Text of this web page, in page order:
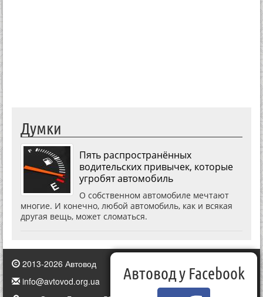
Думки
Пять распространённых
водительских привычек, которые
угробят автомобиль
О собственном автомобиле мечтают
многие. И конечно, любой автомобиль, как и всякая
другая вещь, может сломаться.
2013-2026 Автовод
info@avtovod.org.ua
Автовод у Facebook